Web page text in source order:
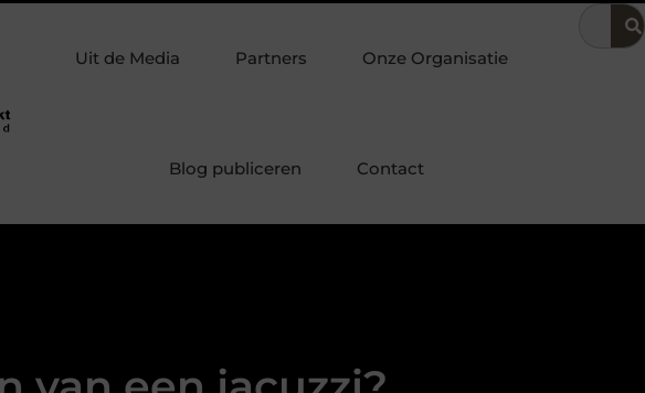
in de bedrijfsvoering
Uit de Media Partners Onze Organisatie
Blog publiceren Contact